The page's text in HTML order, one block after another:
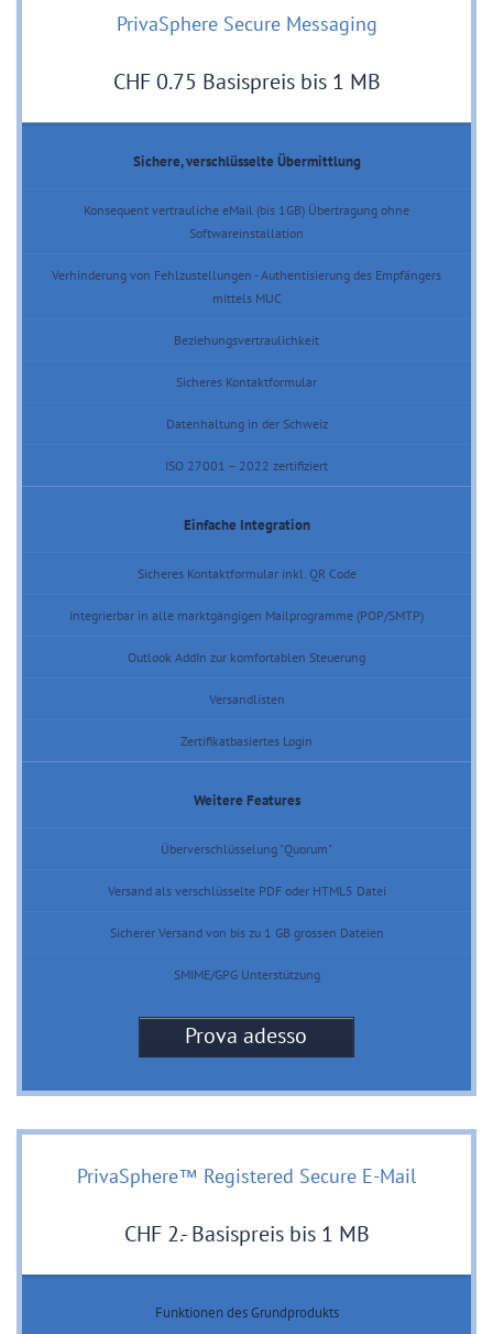
PrivaSphere Secure Messaging
CHF 0.75 Basispreis bis 1 MB
Sichere, verschlüsselte Übermittlung
Konsequent vertrauliche eMail (bis 1GB) Übertragung ohne
Softwareinstallation
Verhinderung von Fehlzustellungen - Authentisierung des Empfängers
mittels MUC
Beziehungsvertraulichkeit
Sicheres Kontaktformular
Datenhaltung in der Schweiz
ISO 27001 – 2022 zertifiziert
Einfache Integration
Sicheres Kontaktformular inkl. QR Code
Integrierbar in alle marktgängigen Mailprogramme (POP/SMTP)
Outlook AddIn zur komfortablen Steuerung
Versandlisten
Zertifikatbasiertes Login
Weitere Features
Überverschlüsselung "Quorum"
Versand als verschlüsselte PDF oder HTML5 Datei
Sicherer Versand von bis zu 1 GB grossen Dateien
SMIME/GPG Unterstützung
Prova adesso
PrivaSphere™ Registered Secure E-Mail
CHF 2.- Basispreis bis 1 MB
Funktionen des Grundprodukts